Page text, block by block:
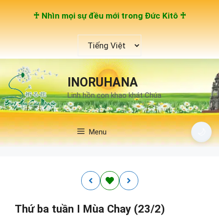
♰ Nhìn mọi sự đều mới trong Đức Kitô ♰
ngôn
ngữ
INORUHANA
Linh hồn con khao khát Chúa
Menu
Thứ ba tuần I Mùa Chay (23/2)